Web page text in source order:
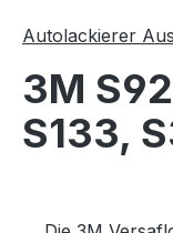
Autolackierer
3M
S133,